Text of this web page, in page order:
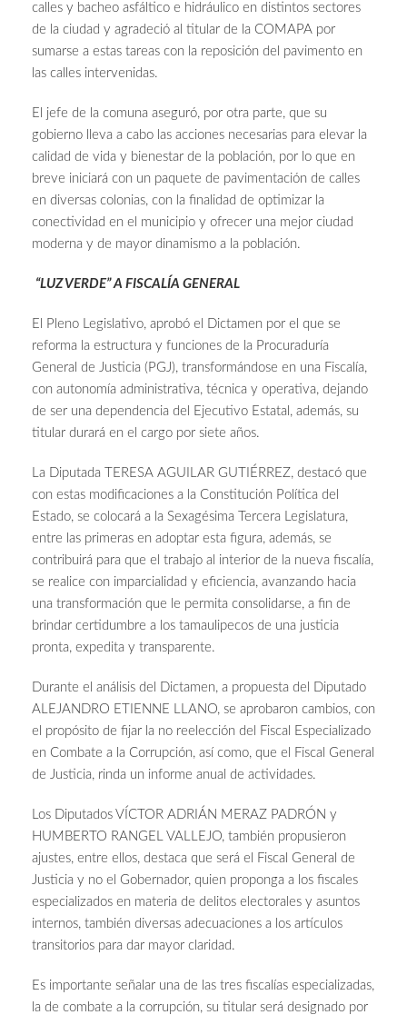
calles y bacheo asfáltico e hidráulico en distintos sectores
de la ciudad y agradeció al titular de la COMAPA por
sumarse a estas tareas con la reposición del pavimento en
las calles intervenidas.
El jefe de la comuna aseguró, por otra parte, que su
gobierno lleva a cabo las acciones necesarias para elevar la
calidad de vida y bienestar de la población, por lo que en
breve iniciará con un paquete de pavimentación de calles
en diversas colonias, con la finalidad de optimizar la
conectividad en el municipio y ofrecer una mejor ciudad
moderna y de mayor dinamismo a la población.
“LUZ VERDE” A FISCALÍA GENERAL
El Pleno Legislativo, aprobó el Dictamen por el que se
reforma la estructura y funciones de la Procuraduría
General de Justicia (PGJ), transformándose en una Fiscalía,
con autonomía administrativa, técnica y operativa, dejando
de ser una dependencia del Ejecutivo Estatal, además, su
titular durará en el cargo por siete años.
La Diputada TERESA AGUILAR GUTIÉRREZ, destacó que
con estas modificaciones a la Constitución Política del
Estado, se colocará a la Sexagésima Tercera Legislatura,
entre las primeras en adoptar esta figura, además, se
contribuirá para que el trabajo al interior de la nueva fiscalía,
se realice con imparcialidad y eficiencia, avanzando hacia
una transformación que le permita consolidarse, a fin de
brindar certidumbre a los tamaulipecos de una justicia
pronta, expedita y transparente.
Durante el análisis del Dictamen, a propuesta del Diputado
ALEJANDRO ETIENNE LLANO, se aprobaron cambios, con
el propósito de fijar la no reelección del Fiscal Especializado
en Combate a la Corrupción, así como, que el Fiscal General
de Justicia, rinda un informe anual de actividades.
Los Diputados VÍCTOR ADRIÁN MERAZ PADRÓN y
HUMBERTO RANGEL VALLEJO, también propusieron
ajustes, entre ellos, destaca que será el Fiscal General de
Justicia y no el Gobernador, quien proponga a los fiscales
especializados en materia de delitos electorales y asuntos
internos, también diversas adecuaciones a los artículos
transitorios para dar mayor claridad.
Es importante señalar una de las tres fiscalías especializadas,
la de combate a la corrupción, su titular será designado por